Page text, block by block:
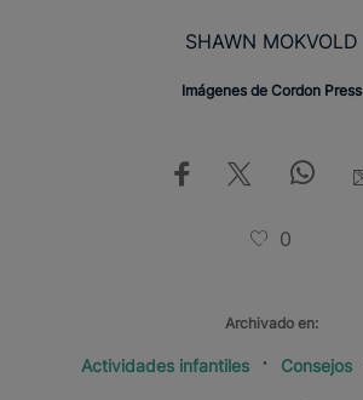
SHAWN MOKVOLD
Imágenes de Cordon Press
0
Archivado en:
Actividades infantiles Consejos